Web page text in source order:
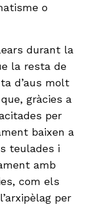
o
durant la
la resta de
d’aus molt
gràcies a
per
baixen a
teulades i
amb
com els
per